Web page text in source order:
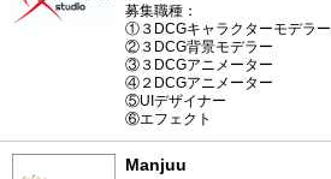
募集職種：
①３DCGキャラクターモデラー
②３DCG背景モデラー
③３DCGアニメーター
④２DCGアニメーター
⑤UIデザイナー
⑥エフェクト
Manjuu